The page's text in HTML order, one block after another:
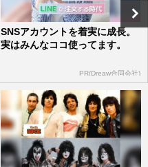
SNSアカウントを着実に成長。
実はみんなココ使ってます。
PR(Dreaw合同会社)